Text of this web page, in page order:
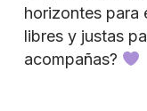
horizontes para
libres y justas
acompañas?